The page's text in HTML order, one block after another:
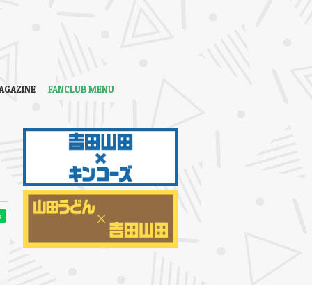
FANCLUB MENU